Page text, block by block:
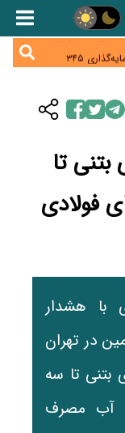
شد
خرید دینار در
جنگ کریدورها وارد فاز جدید شد؛ سرمایه‌گذاری ۳۴۵
نقش
تولید
تا
فولادی
با هشدار
در تهران
بتنی تا سه
آب مصرف